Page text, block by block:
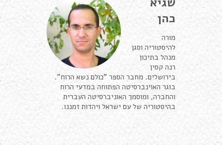
כהן
מורה
להיסטוריה וסגן
מנהל בתיכון
רנה קסין
בירושלים. מחבר הספר "כולם נשא הרוח".
בוגר האוינברסיטה הפתוחה במדעי הרוח
והחברה, ומוסמך האוניברסיטה העברית
בהיסטוריה של עם ישראל ויהדות זמננו.